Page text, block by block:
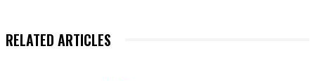
RELATED ARTICLES